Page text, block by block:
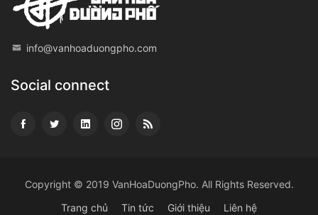
info@vanhoaduongpho.com
Social connect
Copyright © 2019 VanHoaDuongPho. All Rights Reserved.
Trang chủ
Tin tức Giới thiệu Liên hệ